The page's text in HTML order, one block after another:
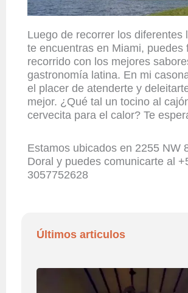
Luego de recorrer los diferentes
te encuentras en Miami, puedes
recorrido con los mejores
gastronomía latina. En mi
el placer de atenderte y
mejor. ¿Qué tal un tocino al
cervecita para el calor? Te
Estamos ubicados en 2255 NW
Doral y puedes comunicarte al
3057752628
Últimos articulos